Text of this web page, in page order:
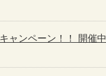
ャンペーン！！ 開催中